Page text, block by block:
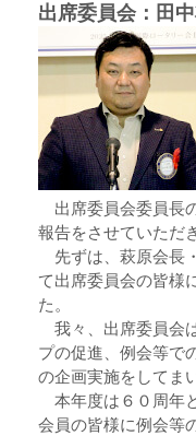
出席委員会：田
出席委員会委員長
報告をさせていただ
先ずは、萩原会長
て出席委員会の皆様
た。
我々、出席委員会
プの促進、例会等で
の企画実施をしてま
本年度は６０周年
会員の皆様に例会等